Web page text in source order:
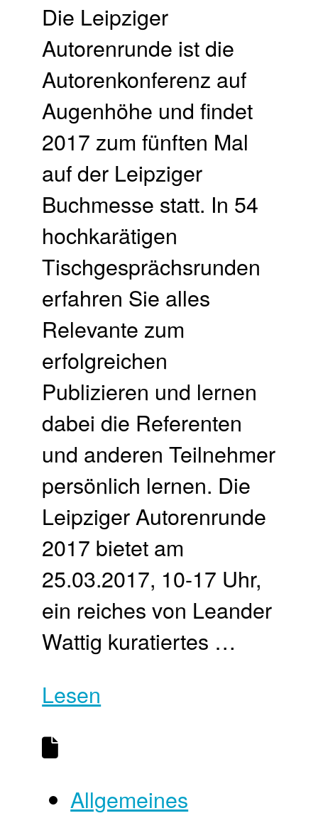
Die Leipziger
Autorenrunde ist die
Autorenkonferenz auf
Augenhöhe und findet
2017 zum fünften Mal
auf der Leipziger
Buchmesse statt. In 54
hochkarätigen
Tischgesprächsrunden
erfahren Sie alles
Relevante zum
erfolgreichen
Publizieren und lernen
dabei die Referenten
und anderen Teilnehmer
persönlich lernen. Die
Leipziger Autorenrunde
2017 bietet am
25.03.2017, 10-17 Uhr,
ein reiches von Leander
Wattig kuratiertes …
Lesen
Allgemeines